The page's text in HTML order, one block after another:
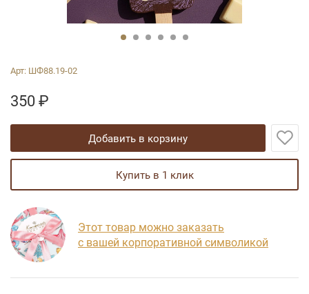
Арт: ШФ88.19-02
350 ₽
добавить в корзину
купить в 1 клик
Этот товар можно заказать
с вашей корпоративной символикой